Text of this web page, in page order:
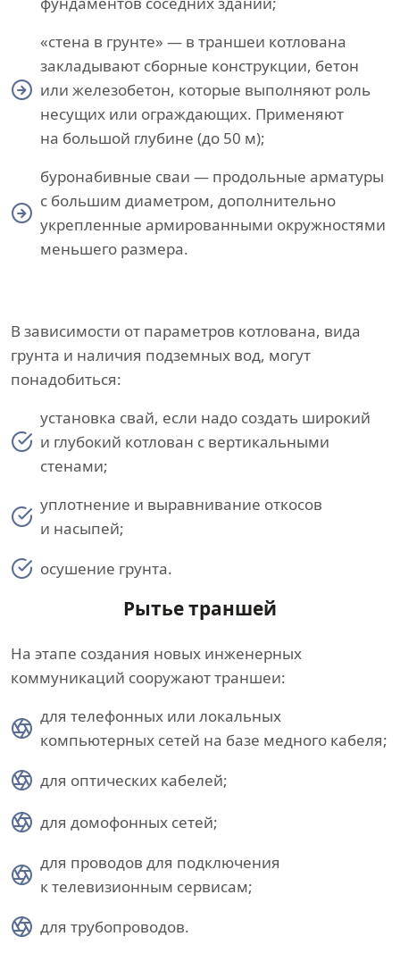
«стена в грунте» — в траншеи котлована
закладывают сборные конструкции, бетон
или железобетон, которые выполняют роль
несущих или ограждающих. Применяют
на большой глубине (до 50 м);
буронабивные сваи — продольные арматуры
с большим диаметром, дополнительно
укрепленные армированными окружностями
меньшего размера.
В зависимости от параметров котлована, вида
грунта и наличия подземных вод, могут
понадобиться:
установка свай, если надо создать широкий
и глубокий котлован с вертикальными
стенами;
уплотнение и выравнивание откосов
и насыпей;
осушение грунта.
Рытье траншей
На этапе создания новых инженерных
коммуникаций сооружают траншеи:
для телефонных или локальных
компьютерных сетей на базе медного кабеля;
для оптических кабелей;
для домофонных сетей;
для проводов для подключения
к телевизионным сервисам;
для трубопроводов.